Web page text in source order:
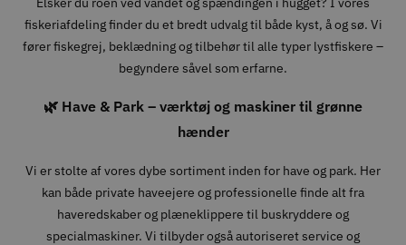
fiskeriafdeling finder du et bredt udvalg til både kyst, å og sø. Vi
fører fiskegrej, beklædning og tilbehør til alle typer lystfiskere –
begyndere såvel som erfarne.
🌿 Have & Park – værktøj og maskiner til grønne
hænder
Vi er stolte af vores dybe sortiment inden for have og park. Her
kan både private haveejere og professionelle finde alt fra
haveredskaber og plæneklippere til buskryddere og
specialmaskiner. Vi tilbyder også autoriseret service og